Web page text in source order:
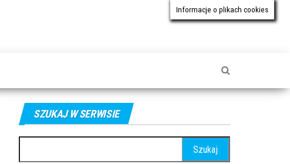
SZUKAJ W SERWISIE
Informacje o plikach cookies